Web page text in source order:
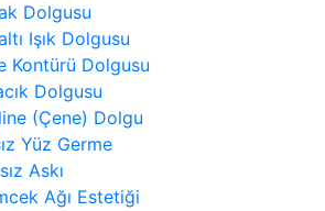
Dolgusu
Işık Dolgusu
Kontürü Dolgusu
Dolgusu
(Çene) Dolgu
Yüz Germe
Askı
Ağı Estetiği